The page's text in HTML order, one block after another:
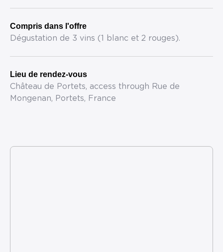
Compris dans l'offre
Dégustation de 3 vins (1 blanc et 2 rouges).
Lieu de rendez-vous
Château de Portets, access through Rue de
Mongenan, Portets, France